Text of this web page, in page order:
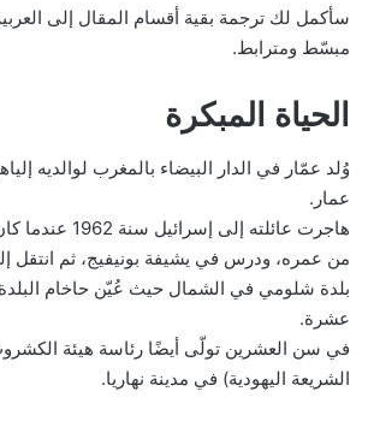
سأكمل لك ترجمة بقية أقسام المقال إلى
مبسّط ومترابط.
الحياة المبكرة
وُلد عمّار في الدار البيضاء بالمغرب لوالديه
عمار.
هاجرت عائلته إلى
من عمره، ودرس في يشيفة بونيفيج، ثم انتقل
بلدة شلومي في الشمال حيث عُيّن حاخام
عشرة.
في سن العشرين تولّى أيضًا رئاسة هيئة
الشريعة اليهودية) في مدينة نهاريا.